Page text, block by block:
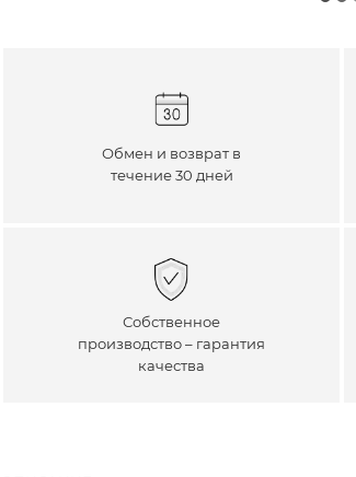
Обмен и возврат в
течение 30 дней
Собственное
производство – гарантия
качества